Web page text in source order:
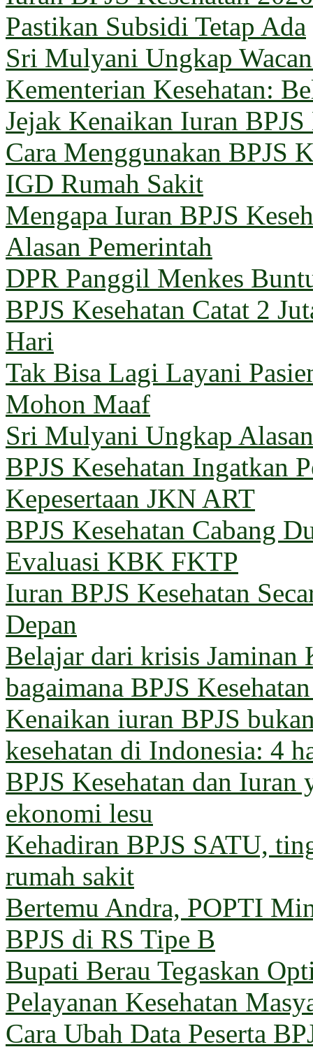
Pastikan Subsidi Tetap Ada
Sri Mulyani Ungkap
Kementerian Kesehatan:
Jejak Kenaikan Iuran
Cara Menggunakan BPJS
IGD Rumah Sakit
Mengapa Iuran BPJS
Alasan Pemerintah
DPR Panggil Menkes
BPJS Kesehatan Catat 2
Hari
Tak Bisa Lagi Layani
Mohon Maaf
Sri Mulyani Ungkap
BPJS Kesehatan Ingatkan
Kepesertaan JKN ART
BPJS Kesehatan Cabang
Evaluasi KBK FKTP
Iuran BPJS Kesehatan
Depan
Belajar dari krisis Jaminan
bagaimana BPJS
Kenaikan iuran BPJS
kesehatan di Indonesia: 4
BPJS Kesehatan dan
ekonomi lesu
Kehadiran BPJS SATU,
rumah sakit
Bertemu Andra, POPTI
BPJS di RS Tipe B
Bupati Berau Tegaskan
Pelayanan Kesehatan
Cara Ubah Data Peserta